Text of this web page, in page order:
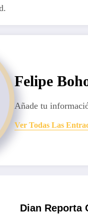
Felipe
Añade tu
Ver Todas Las
Dian Reporta